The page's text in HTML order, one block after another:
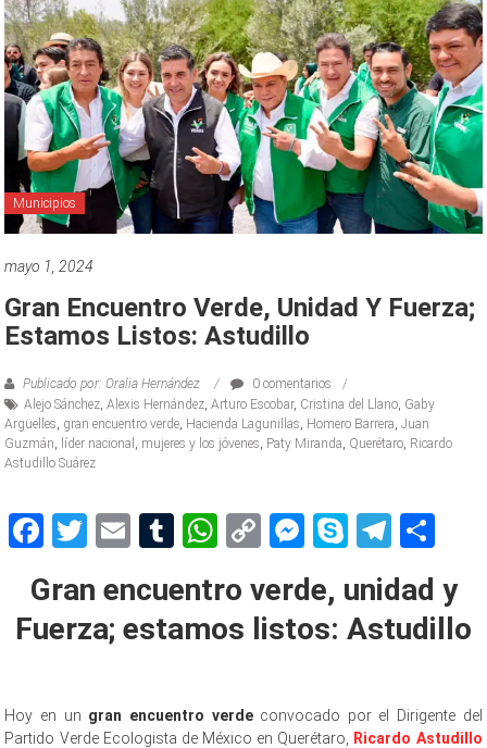
Municipios
mayo 1, 2024
Gran Encuentro Verde, Unidad Y Fuerza;
Estamos Listos: Astudillo
Publicado por: Oralia Hernández
0 comentarios
Alejo Sánchez ,Alexis Hernández ,Arturo Escobar, Cristina del Llano Gaby
Argüelles gran encuentro verde Hacienda Lagunillas Homero Barrera ,Juan
Guzmán
líder nacional mujeres y los jóvenes Paty Miranda Querétaro Ricardo
Astudillo Suárez
Facebook
Twitter
EmailTumblr
WhatsApp
CopyMessenger
Skype
Gran encuentro verde, unidad y
Fuerza; estamos listos: Astudillo
Hoy en un gran encuentro verdeconvocado por el Dirigente del
Partido Verde Ecologista de México en Querétaro, Ricardo Astudillo